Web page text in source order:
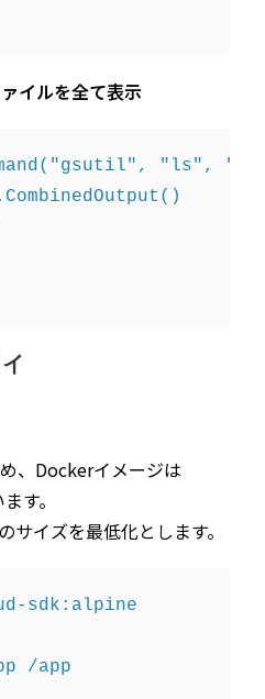
イルを全て表示
"ls", "-
、Dockerイメージは
す。
イズを最低化とします。
sdk:alpine
/app